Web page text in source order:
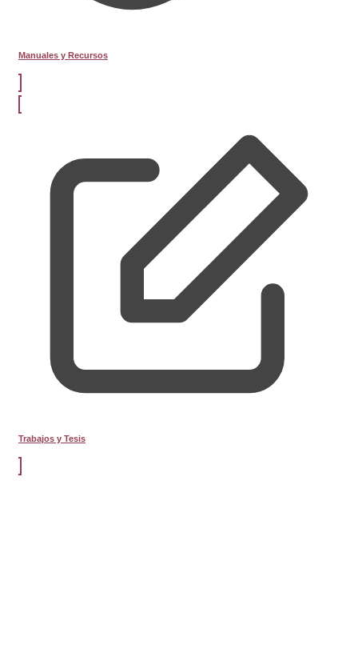
Manuales y Recursos
Trabajos y Tesis